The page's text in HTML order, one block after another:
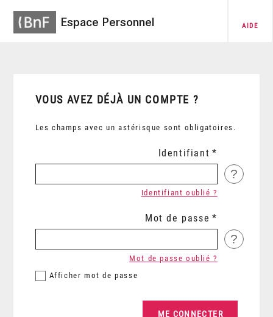
Espace Personnel AIDE
VOUS AVEZ DÉJÀ UN COMPTE ?
Les champs avec un astérisque sont obligatoires.
Identifiant
?
Identifiant oublié ?
Mot de passe
?
Afficher mot de passe
Mot de passe oublié ?